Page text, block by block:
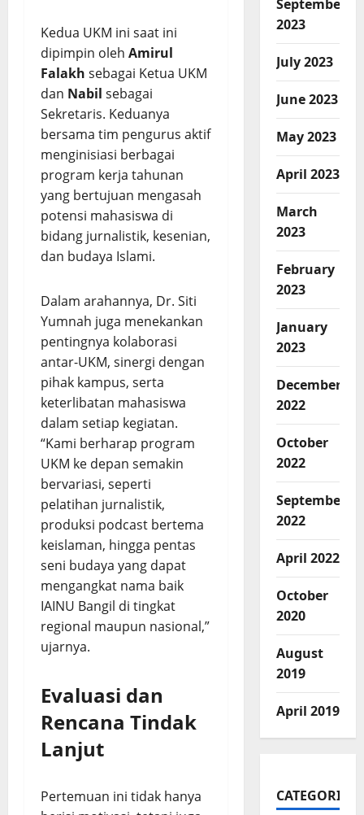
Kedua UKM ini saat ini
dipimpin oleh Amirul
Falakh sebagai Ketua UKM
dan Nabil sebagai
Sekretaris. Keduanya
bersama tim pengurus aktif
menginisiasi berbagai
program kerja tahunan
yang bertujuan mengasah
potensi mahasiswa di
bidang jurnalistik, kesenian,
dan budaya Islami.
Dalam arahannya, Dr. Siti
Yumnah juga menekankan
pentingnya kolaborasi
antar-UKM, sinergi dengan
pihak kampus, serta
keterlibatan mahasiswa
dalam setiap kegiatan.
“Kami berharap program
UKM ke depan semakin
bervariasi, seperti
pelatihan jurnalistik,
produksi podcast bertema
keislaman, hingga pentas
seni budaya yang dapat
mengangkat nama baik
IAINU Bangil di tingkat
regional maupun nasional,”
ujarnya.
Evaluasi dan
Rencana Tindak
Lanjut
Pertemuan ini tidak hanya
September
2023
July 2023
June 2023
May 2023
April 2023
March
2023
February
2023
January
2023
December
2022
October
2022
September
2022
April 2022
October
2020
August
2019
April 2019
CATEGORIES